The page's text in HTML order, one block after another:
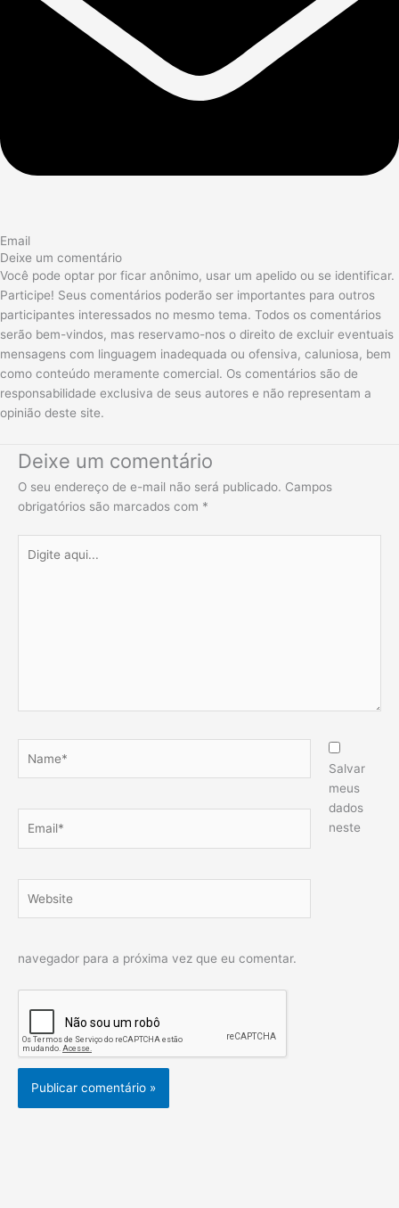
Email
Deixe um comentário
Você pode optar por ficar anônimo, usar um apelido ou se identificar.
Participe! Seus comentários poderão ser importantes para outros
participantes interessados no mesmo tema. Todos os comentários
serão bem-vindos, mas reservamo-nos o direito de excluir eventuais
mensagens com linguagem inadequada ou ofensiva, caluniosa, bem
como conteúdo meramente comercial. Os comentários são de
responsabilidade exclusiva de seus autores e não representam a
opinião deste site.
Deixe um comentário
O seu endereço de e-mail não será publicado. Campos
obrigatórios são marcados com *
aqui...
Salvar
meus
dados
neste
navegador para a próxima vez que eu comentar.